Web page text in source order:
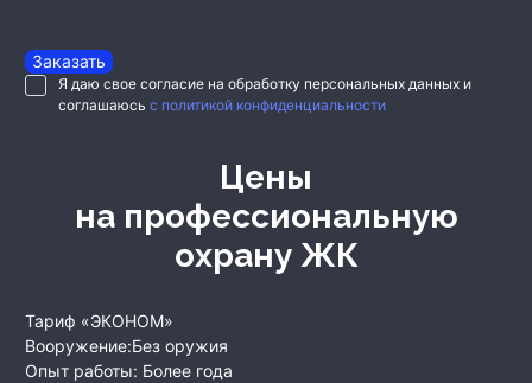
Заказать
Я даю свое согласие на обработку персональных данных и
соглашаюсь с политикой конфиденциальности
Цены
на профессиональную
охрану ЖК
Тариф «ЭКОНОМ»
Вооружение:Без оружия
Опыт работы: Более года